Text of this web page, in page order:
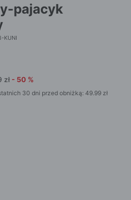
KUNI
zł - 50 %
30 dni przed obniżką: 49.99 zł